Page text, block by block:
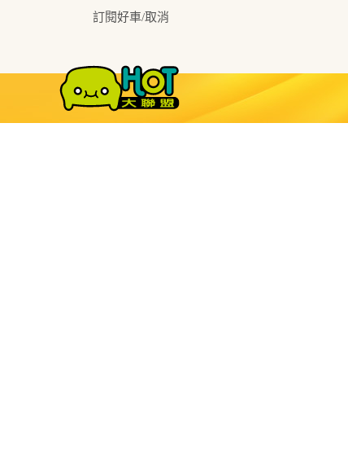
訂閱好車/取消